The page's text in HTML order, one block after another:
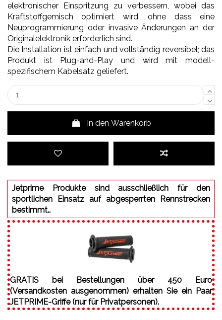
elektronischer Einspritzung zu verbessern, wobei das
Kraftstoffgemisch optimiert wird, ohne dass eine
Neuprogrammierung oder invasive Änderungen an der
Originalelektronik erforderlich sind.
Die Installation ist einfach und vollständig reversibel; das
Produkt ist Plug-and-Play und wird mit modell-
spezifischem Kabelsatz geliefert.
In den Warenkorb
Jetprime Produkte sind ausschließlich für den
sportlichen Einsatz auf abgesperrten Rennstrecken
bestimmt..
GRATIS bei Bestellungen über 450 Euro
(Versandkosten ausgenommen) erhalten Sie ein Paar
JETPRIME-Griffe (nur für Privatpersonen).